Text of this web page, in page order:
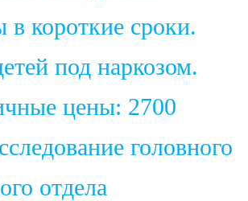
в короткие сроки.
под наркозом.
цены: 2700
головного
отдела